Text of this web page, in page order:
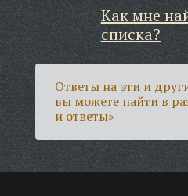
Как мне
списка?
Ответы на эти и
вы можете найти в
и ответы»